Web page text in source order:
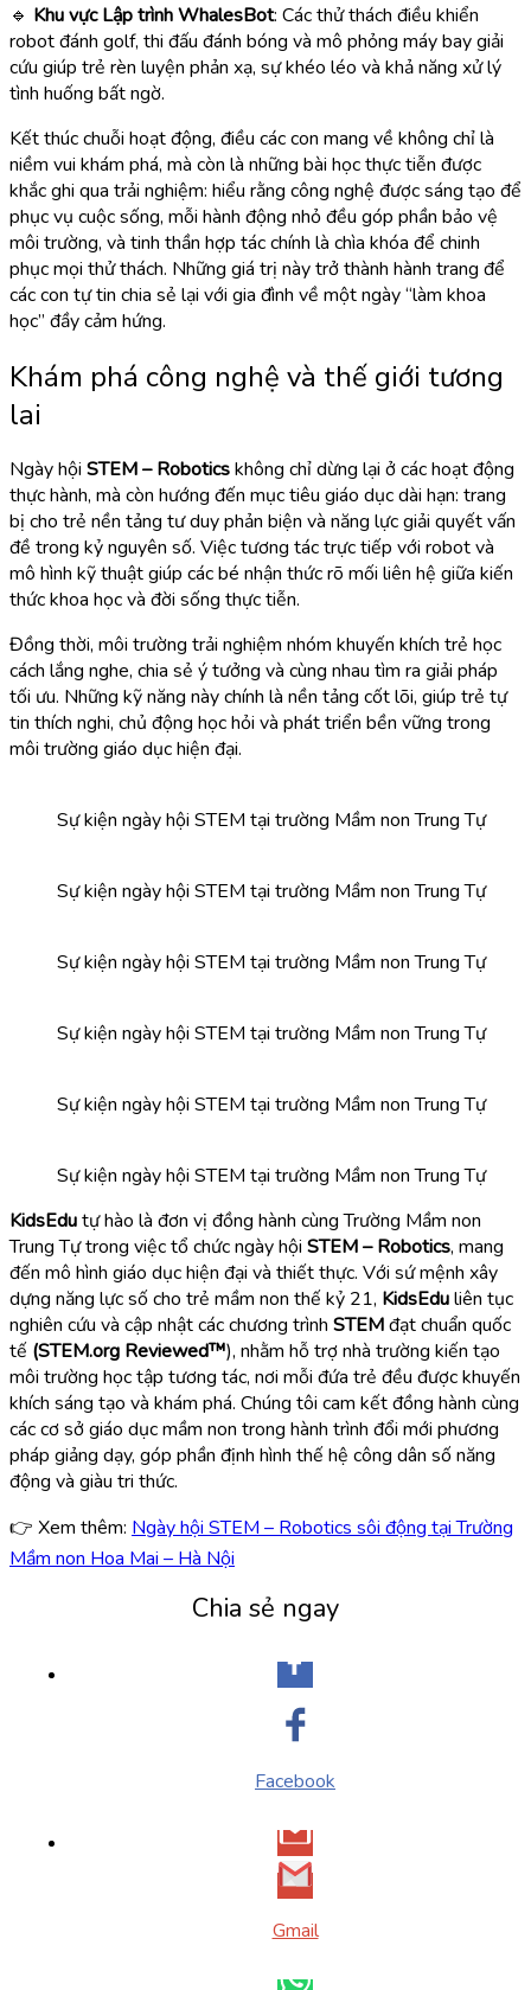
🔹 Khu vực Lập trình WhalesBot: Các thử thách điều khiển
robot đánh golf, thi đấu đánh bóng và mô phỏng máy bay giải
cứu giúp trẻ rèn luyện phản xạ, sự khéo léo và khả năng xử lý
tình huống bất ngờ.
Kết thúc chuỗi hoạt động, điều các con mang về không chỉ là
niềm vui khám phá, mà còn là những bài học thực tiễn được
khắc ghi qua trải nghiệm: hiểu rằng công nghệ được sáng tạo để
phục vụ cuộc sống, mỗi hành động nhỏ đều góp phần bảo vệ
môi trường, và tinh thần hợp tác chính là chìa khóa để chinh
phục mọi thử thách. Những giá trị này trở thành hành trang để
các con tự tin chia sẻ lại với gia đình về một ngày “làm khoa
học” đầy cảm hứng.
Khám phá công nghệ và thế giới tương
lai
Ngày hội STEM – Roboticskhông chỉ dừng lại ở các hoạt động
thực hành, mà còn hướng đến mục tiêu giáo dục dài hạn: trang
bị cho trẻ nền tảng tư duy phản biện và năng lực giải quyết vấn
đề trong kỷ nguyên số. Việc tương tác trực tiếp với robot và
mô hình kỹ thuật giúp các bé nhận thức rõ mối liên hệ giữa kiến
thức khoa học và đời sống thực tiễn.
Đồng thời, môi trường trải nghiệm nhóm khuyến khích trẻ học
cách lắng nghe, chia sẻ ý tưởng và cùng nhau tìm ra giải pháp
tối ưu. Những kỹ năng này chính là nền tảng cốt lõi, giúp trẻ tự
tin thích nghi, chủ động học hỏi và phát triển bền vững trong
môi trường giáo dục hiện đại.
Sự kiện ngày hội STEM tại trường Mầm non Trung Tự
Sự kiện ngày hội STEM tại trường Mầm non Trung Tự
Sự kiện ngày hội STEM tại trường Mầm non Trung Tự
Sự kiện ngày hội STEM tại trường Mầm non Trung Tự
Sự kiện ngày hội STEM tại trường Mầm non Trung Tự
Sự kiện ngày hội STEM tại trường Mầm non Trung Tự
KidsEdutự hào là đơn vị đồng hành cùng Trường Mầm non
Trung Tự trong việc tổ chức ngày hội STEM – Robotics, mang
đến mô hình giáo dục hiện đại và thiết thực. Với sứ mệnh xây
dựng năng lực số cho trẻ mầm non thế kỷ 21, KidsEduliên tục
nghiên cứu và cập nhật các chương trình STEMđạt chuẩn quốc
tế (STEM.org Reviewed™), nhằm hỗ trợ nhà trường kiến tạo
môi trường học tập tương tác, nơi mỗi đứa trẻ đều được khuyến
khích sáng tạo và khám phá. Chúng tôi cam kết đồng hành cùng
các cơ sở giáo dục mầm non trong hành trình đổi mới phương
pháp giảng dạy, góp phần định hình thế hệ công dân số năng
động và giàu tri thức.
👉 Xem thêm: Ngày hội STEM – Robotics sôi động tại Trường
Mầm non Hoa Mai – Hà Nội
Chia sẻ ngay
Facebook
Gmail